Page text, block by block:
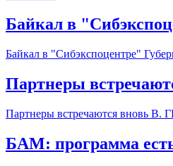
Байкал в
Байкал в "Сибэкспоцентре"
Партнеры
Партнеры встречаются вновь В.
БАМ: программа